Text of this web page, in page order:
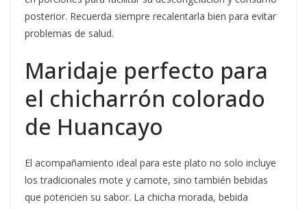
posterior. Recuerda siempre recalentarla bien para evitar
problemas de salud.
Maridaje perfecto para
el chicharrón colorado
de Huancayo
El acompañamiento ideal para este plato no solo incluye
los tradicionales mote y camote, sino también bebidas
que potencien su sabor. La chicha morada, bebida